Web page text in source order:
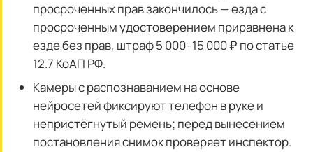
просроченных прав закончилось — езда с
просроченным удостоверением приравнена к
езде без прав, штраф 5 000–15 000 ₽ по статье
12.7 КоАП РФ.
Камеры с распознаванием на основе
нейросетей фиксируют телефон в руке и
непристёгнутый ремень; перед вынесением
постановления снимок проверяет инспектор.